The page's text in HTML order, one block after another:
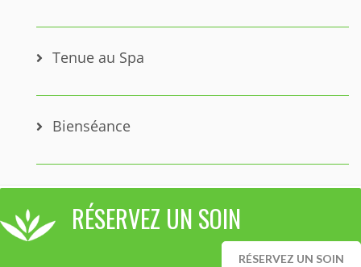
Tenue au Spa
Bienséance
RÉSERVEZ UN SOIN
RÉSERVEZ UN SOIN